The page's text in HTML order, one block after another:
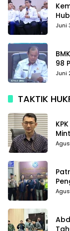
Juni
98
Juni
TAKTIK